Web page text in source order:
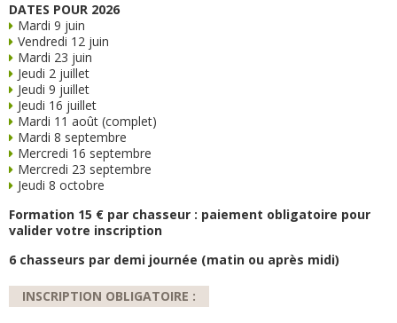
DATES POUR 2026
Mardi 9 juin
Vendredi 12 juin
Mardi 23 juin
Jeudi 2 juillet
Jeudi 9 juillet
Jeudi 16 juillet
Mardi 11 août (complet)
Mardi 8 septembre
Mercredi 16 septembre
Mercredi 23 septembre
Jeudi 8 octobre
Formation 15 € par chasseur : paiement obligatoire pour
valider votre inscription
6 chasseurs par demi journée (matin ou après midi)
INSCRIPTION OBLIGATOIRE :